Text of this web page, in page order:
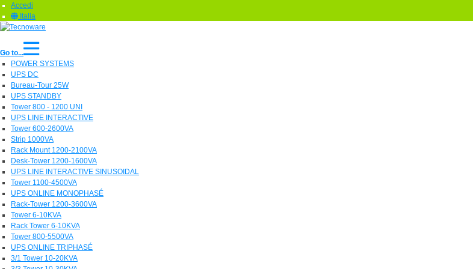
Accedi
Italia
Go to...
POWER SYSTEMS
UPS DC
Bureau-Tour 25W
UPS STANDBY
Tower 800 - 1200 UNI
UPS LINE INTERACTIVE
Tower 600-2600VA
Strip 1000VA
Rack Mount 1200-2100VA
Desk-Tower 1200-1600VA
UPS LINE INTERACTIVE SINUSOIDAL
Tower 1100-4500VA
UPS ONLINE MONOPHASÉ
Rack-Tower 1200-3600VA
Tower 6-10KVA
Rack Tower 6-10KVA
Tower 800-5500VA
UPS ONLINE TRIPHASÉ
3/1 Tower 10-20KVA